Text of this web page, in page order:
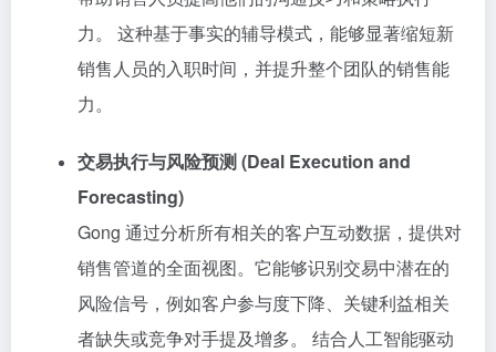
力。 这种基于事实的辅导模式，能够显著缩短新
销售人员的入职时间，并提升整个团队的销售能
力。
交易执行与风险预测 (Deal Execution and
Forecasting)
Gong 通过分析所有相关的客户互动数据，提供对
销售管道的全面视图。它能够识别交易中潜在的
风险信号，例如客户参与度下降、关键利益相关
者缺失或竞争对手提及增多。 结合人工智能驱动